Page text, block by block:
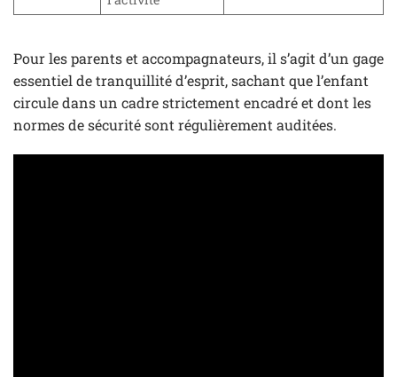
Pour les parents et accompagnateurs, il s’agit d’un gage
essentiel de tranquillité d’esprit, sachant que l’enfant
circule dans un cadre strictement encadré et dont les
normes de sécurité sont régulièrement auditées.